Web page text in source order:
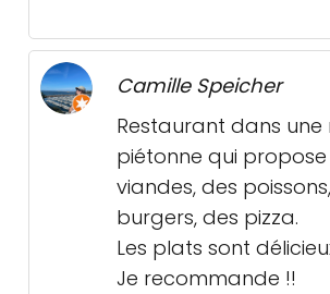
Camille Speicher
Restaurant dans une
piétonne qui
viandes, des
burgers, des pizza.
Les plats sont
Je recommande !!